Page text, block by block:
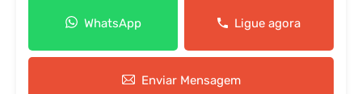
WhatsApp Ligue agora
Enviar Mensagem